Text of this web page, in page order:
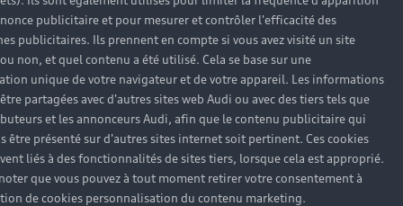
trouvé la réponse à
Audi proche de chez vous afin qu’il vous
publicitaire et pour mesurer et contrôler l'efficacité des
publicitaires. Ils prennent en compte si vous avez visité un site
non, et quel contenu a été utilisé. Cela se base sur une
unique de votre navigateur et de votre appareil. Les informations
partagées avec d'autres sites web Audi ou avec des tiers tels que
et les annonceurs Audi, afin que le contenu publicitaire qui
être présenté sur d'autres sites internet soit pertinent. Ces cookies
liés à des fonctionnalités de sites tiers, lorsque cela est approprié.
que vous pouvez à tout moment retirer votre consentement à
de cookies personnalisation du contenu marketing.